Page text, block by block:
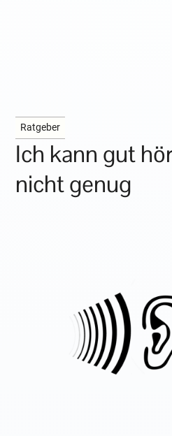
Ratgeber
Ich kann gut
nicht genug